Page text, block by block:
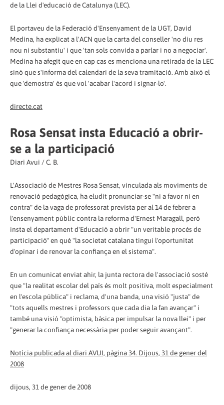
de la Llei d'educació de Catalunya (LEC).
El portaveu de la Federació d'Ensenyament de la UGT, David
Medina, ha explicat a l'ACN que la carta del conseller 'no diu res
nou ni substantiu' i que 'tan sols convida a parlar i no a negociar'.
Medina ha afegit que en cap cas es menciona una retirada de la LEC
sinó que s'informa del calendari de la seva tramitació. Amb això el
que 'demostra' és que vol 'acabar l'acord i signar-lo'.
directe.cat
Rosa Sensat insta Educació a obrir-
se a la participació
Diari Avui / C. B.
L'Associació de Mestres Rosa Sensat, vinculada als moviments de
renovació pedagògica, ha eludit pronunciar-se "ni a favor ni en
contra" de la vaga de professorat prevista per al 14 de febrer a
l'ensenyament públic contra la reforma d'Ernest Maragall, però
insta el departament d'Educació a obrir "un veritable procés de
participació" en què "la societat catalana tingui l'oportunitat
d'opinar i de renovar la confiança en el sistema".
En un comunicat enviat ahir, la junta rectora de l'associació sosté
que "la realitat escolar del país és molt positiva, molt especialment
en l'escola pública" i reclama, d'una banda, una visió "justa" de
"tots aquells mestres i professors que cada dia la fan avançar" i
també una visió "optimista, bàsica per impulsar la nova llei" i per
"generar la confiança necessària per poder seguir avançant".
Notícia publicada al diari AVUI, pàgina 34. Dijous, 31 de gener del
2008
dijous, 31 de gener de 2008